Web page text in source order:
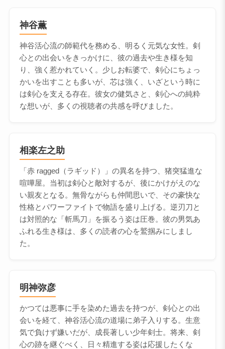
神谷薫
神谷活心流の師範代を務める、明るく元気な女性。剣
心との出会いをきっかけに、彼の過去や生き様を知
り、強く惹かれていく。少しお転婆で、剣心にちょっ
かいを出すことも多いが、芯は強く、いざという時に
は剣心を支える存在。彼女の健気さと、剣心への純粋
な想いが、多くの視聴者の共感を呼びました。
相楽左之助
「赤 ragged（ラギッド）」の異名を持つ、猪突猛進な
喧嘩屋。当初は剣心と敵対するが、後にかけがえのな
い親友となる。無骨ながらも仲間思いで、その豪快な
性格とパワーファイトで物語を盛り上げる。逆刃刀と
は対照的な「斬馬刀」を振るう姿は圧巻。彼の男気あ
ふれる生き様は、多くの読者の心を鷲掴みにしまし
た。
明神弥彦
かつては悪事に手を染めた過去を持つが、剣心との出
会いを経て、神谷活心流の道場に弟子入りする。生意
気で負けず嫌いだが、成長著しい少年剣士。将来、剣
心の跡を継ぐべく、日々精進する姿は応援したくな